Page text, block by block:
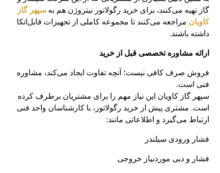
گاز تهیه می‌کنند، برای خرید رگولاتور نیتروژن هم بهسپهر گاز
کاویان مراجعه می‌کنند تا مجموعه کاملی از تجهیزات قابل‌اتکا
داشته باشند.
ارائه مشاوره تخصصی قبل از خرید
فروش صرف کافی نیست؛ آنچه تفاوت ایجاد می‌کند، مشاوره
فنی است.
سپهر گاز کاویان این نیاز مهم را برای مشتریان برطرف کرده
است. مشتری پیش از خرید رگولاتور، با کارشناسان واحد فنی
ارتباط می‌گیرد و اطلاعاتی مانند:
فشار ورودی سیلندر
فشار و دبی موردنیاز خروجی